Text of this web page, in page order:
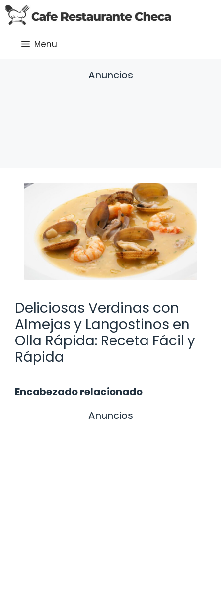
Saltar
al
Menu
Anuncios
Deliciosas Verdinas con
Almejas y Langostinos en
Olla Rápida: Receta Fácil y
Rápida
Encabezado relacionado
Anuncios